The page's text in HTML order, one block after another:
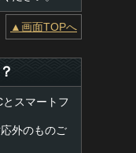
▲画面TOPへ
スマートフ
外のものご